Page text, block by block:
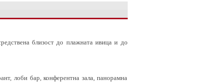
близост до плажната ивица и до
лоби бар, конферентна зала, панорамна